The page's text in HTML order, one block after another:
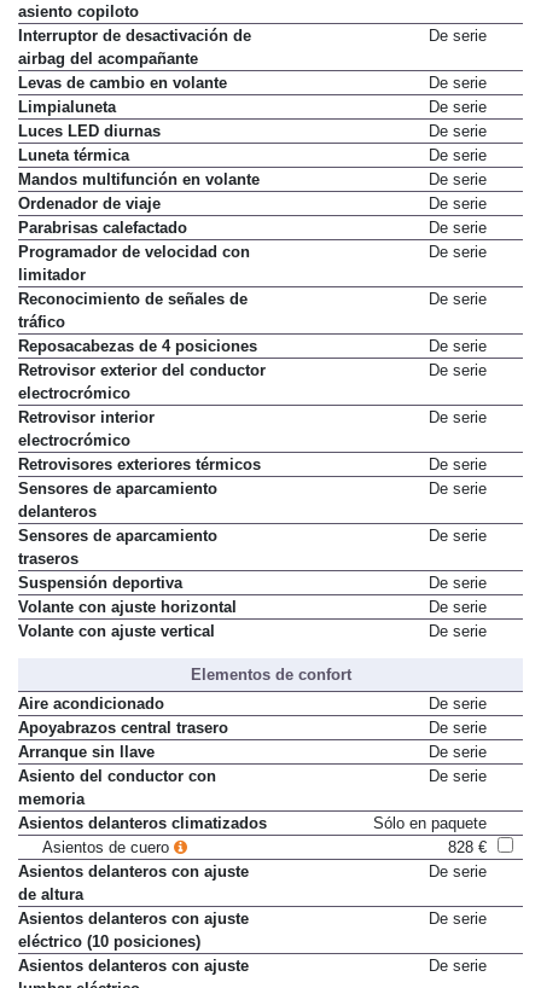
asiento copiloto
Interruptor de desactivación de
airbag del acompañante
De serie
Levas de cambio en volante
De serie
Limpialuneta
De serie
Luces LED diurnas
De serie
Luneta térmica
De serie
Mandos multifunción en volante
De serie
Ordenador de viaje
De serie
Parabrisas calefactado
De serie
Programador de velocidad con
limitador
De serie
Reconocimiento de señales de
tráfico
De serie
Reposacabezas de 4 posiciones
De serie
Retrovisor exterior del conductor
electrocrómico
De serie
Retrovisor interior
electrocrómico
De serie
Retrovisores exteriores térmicos
De serie
Sensores de aparcamiento
delanteros
De serie
Sensores de aparcamiento
traseros
De serie
Suspensión deportiva
De serie
Volante con ajuste horizontal
De serie
Volante con ajuste vertical
De serie
Elementos de confort
Aire acondicionado
De serie
Apoyabrazos central trasero
De serie
Arranque sin llave
De serie
Asiento del conductor con
memoria
De serie
Asientos delanteros climatizados
Sólo en paquete
Asientos de cuero
828 €
Asientos delanteros con ajuste
de altura
De serie
Asientos delanteros con ajuste
eléctrico (10 posiciones)
De serie
Asientos delanteros con ajuste
De serie